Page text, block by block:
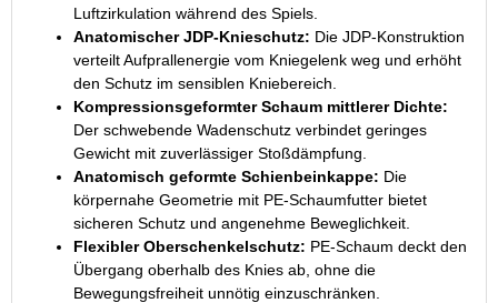
Luftzirkulation während des Spiels.
Anatomischer JDP-Knieschutz: Die JDP-Konstruktion
verteilt Aufprallenergie vom Kniegelenk weg und erhöht
den Schutz im sensiblen Kniebereich.
Kompressionsgeformter Schaum mittlerer Dichte:
Der schwebende Wadenschutz verbindet geringes
Gewicht mit zuverlässiger Stoßdämpfung.
Anatomisch geformte Schienbeinkappe: Die
körpernahe Geometrie mit PE-Schaumfutter bietet
sicheren Schutz und angenehme Beweglichkeit.
Flexibler Oberschenkelschutz: PE-Schaum deckt den
Übergang oberhalb des Knies ab, ohne die
Bewegungsfreiheit unnötig einzuschränken.